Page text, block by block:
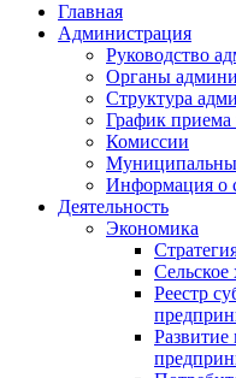
Главная
Администрация
Руководство
Органы
Структура
График приема
Комиссии
Информация о
Деятельность
Экономика
Сельское
Реестр
Развитие